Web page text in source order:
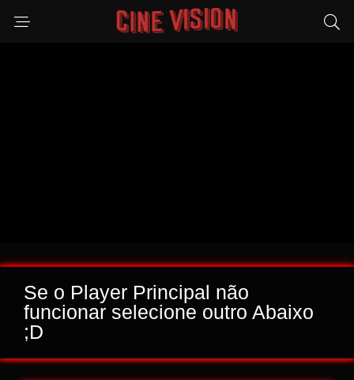
Se o Player Principal não
funcionar selecione outro Abaixo
;D